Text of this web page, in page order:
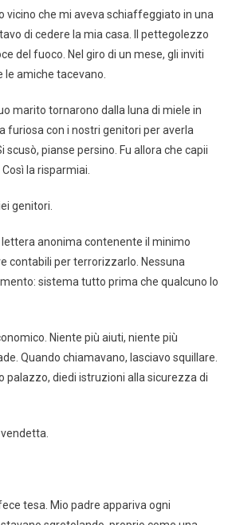
vicino che mi aveva schiaffeggiato in una
di cedere la mia casa. Il pettegolezzo
del fuoco. Nel giro di un mese, gli inviti
amiche tacevano.
marito tornarono dalla luna di miele in
furiosa con i nostri genitori per averla
pianse persino. Fu allora che capii
la risparmiai.
genitori.
anonima contenente il minimo
contabili per terrorizzarlo. Nessuna
sistema tutto prima che qualcuno lo
Niente più aiuti, niente più
Quando chiamavano, lasciavo squillare.
palazzo, diedi istruzioni alla sicurezza di
tesa. Mio padre appariva ogni